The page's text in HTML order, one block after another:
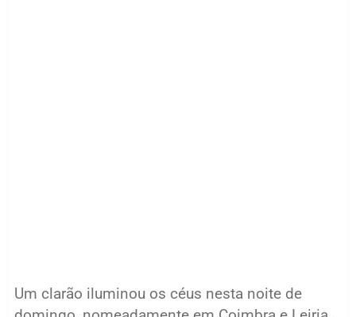
Um clarão iluminou os céus nesta noite de